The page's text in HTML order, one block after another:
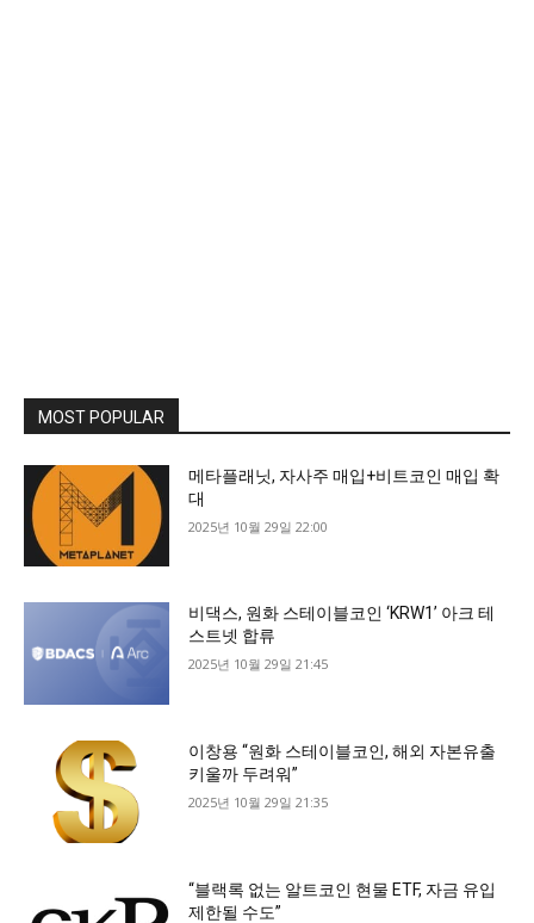
MOST POPULAR
메타플래닛, 자사주 매입+비트코인 매입 확
대
2025년 10월 29일 22:00
비댁스, 원화 스테이블코인 ‘KRW1’ 아크 테
스트넷 합류
2025년 10월 29일 21:45
이창용 “원화 스테이블코인, 해외 자본유출
키울까 두려워”
2025년 10월 29일 21:35
“블랙록 없는 알트코인 현물 ETF, 자금 유입
제한될 수도”